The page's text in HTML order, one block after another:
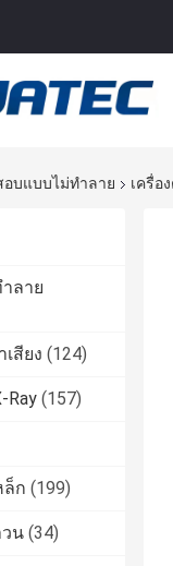
บแบบไม่ทำลาย เครื่อ
ลาย
สียง (124)
Ray (157)
ก (199)
น (34)